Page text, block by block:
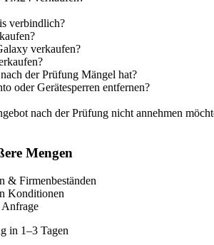
verbindlich?
verkaufen?
der Prüfung Mängel hat?
oder Gerätesperren entfernen?
nach der Prüfung nicht annehmen
Mengen
& Firmenbeständen
Konditionen
in 1–3 Tagen